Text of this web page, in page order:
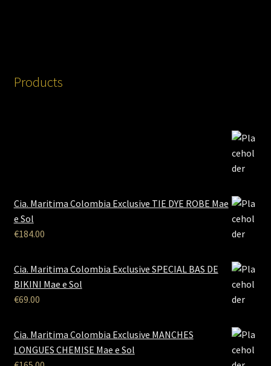
Products
Cia. Maritima Colombia Exclusive TIE DYE ROBE Mae
e Sol
€184.00
Cia. Maritima Colombia Exclusive SPECIAL BAS DE
BIKINI Mae e Sol
€69.00
Cia. Maritima Colombia Exclusive MANCHES
LONGUES CHEMISE Mae e Sol